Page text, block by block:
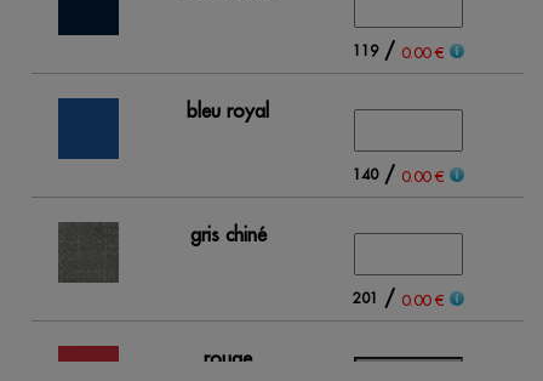
119/ 0.00 €
bleu royal
140/ 0.00 €
gris chiné
201 / 0.00 €
rouge